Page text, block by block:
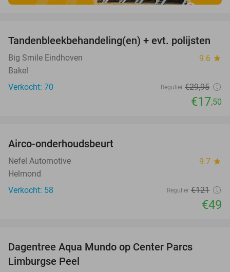
42%
Tandenbleekbehandeling(en) + evt. polijsten
Big Smile Eindhoven 9.6 star
Bakel
Verkocht: 70
Regulier €29,95
€17,50
Airco-onderhoudsbeurt
Nefel Automotive 9.7 star
Helmond
Verkocht: 58
Regulier €121
€49
Dagentree Aqua Mundo op Center Parcs
Limburgse Peel